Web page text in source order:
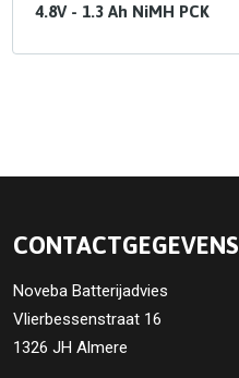
4.8V - 1.3 Ah NiMH PCK
CONTACTGEGEVENS
Noveba Batterijadvies
Vlierbessenstraat 16
1326 JH Almere